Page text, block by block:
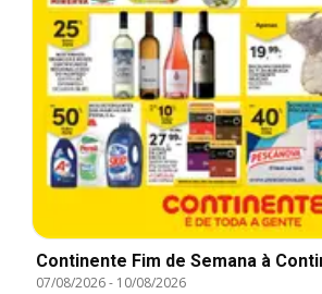
Continente Fim de Semana à
07/08/2026- 10/08/2026